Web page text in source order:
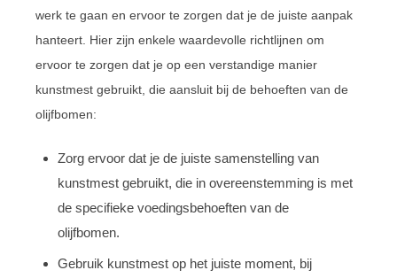
werk te gaan en ervoor te zorgen dat je de juiste aanpak
hanteert. Hier zijn enkele waardevolle richtlijnen om
ervoor te zorgen dat je op een verstandige manier
kunstmest gebruikt, die aansluit bij de behoeften van de
olijfbomen:
Zorg ervoor dat je de juiste samenstelling van
kunstmest gebruikt, die in overeenstemming is met
de specifieke voedingsbehoeften van de
olijfbomen.
Gebruik kunstmest op het juiste moment, bij